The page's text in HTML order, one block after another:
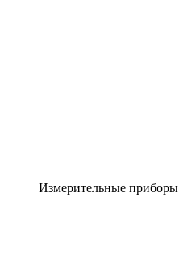
Измерительные приборы